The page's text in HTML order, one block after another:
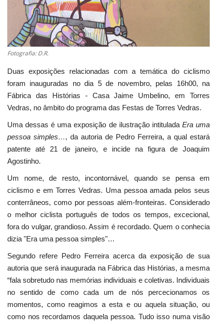
Ficha técnica
Cultura
Lazer
Ambiente
Fotografia: D.R.
Duas exposições relacionadas com a temática do ciclismo
foram inauguradas no dia 5 de novembro, pelas 16h00, na
Fábrica das Histórias - Casa Jaime Umbelino, em Torres
Vedras, no âmbito do programa das Festas de Torres Vedras.
Uma dessas é uma exposição de ilustração intitulada Era uma
pessoa simples…, da autoria de Pedro Ferreira, a qual estará
patente até 21 de janeiro, e incide na figura de Joaquim
Agostinho.
Um nome, de resto, incontornável, quando se pensa em
ciclismo e em Torres Vedras. Uma pessoa amada pelos seus
conterrâneos, como por pessoas além-fronteiras. Considerado
o melhor ciclista português de todos os tempos, excecional,
fora do vulgar, grandioso. Assim é recordado. Quem o conhecia
dizia "Era uma pessoa simples"…
Segundo refere Pedro Ferreira acerca da exposição de sua
autoria que será inaugurada na Fábrica das Histórias, a mesma
“fala sobretudo nas memórias individuais e coletivas. Individuais
no sentido de como cada um de nós percecionamos os
momentos, como reagimos a esta e ou aquela situação, ou
como nos recordamos daquela pessoa. Tudo isso numa visão